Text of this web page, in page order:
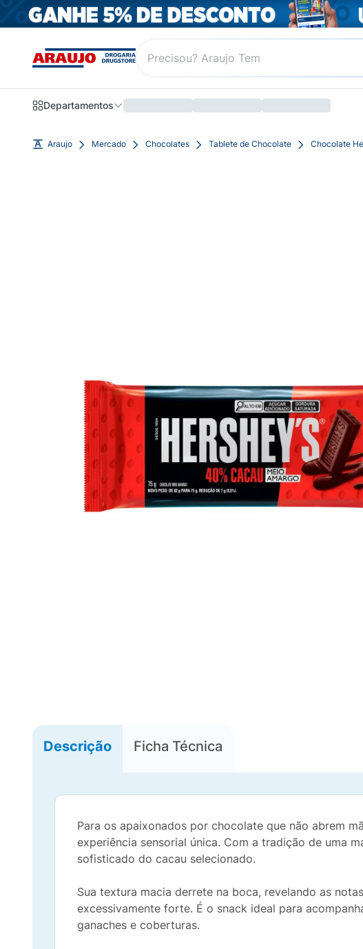
Departamentos
Araujo Mercado Chocolates Tablete de Chocolate Chocolate
Descrição Ficha Técnica
Para os apaixonados por chocolate que não abrem
experiência sensorial única. Com a tradição de uma
sofisticado do cacau selecionado.
Sua textura macia derrete na boca, revelando as
excessivamente forte. É o snack ideal para
ganaches e coberturas.